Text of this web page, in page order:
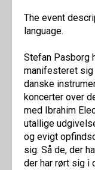
The event
language.
Stefan Pasborg
manifesteret
danske
koncerter over
med Ibrahim
utallige
og evigt
sig. Så de, der
der har rørt sig i